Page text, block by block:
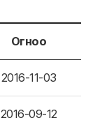
Огноо
2016-11-03
2016-09-12